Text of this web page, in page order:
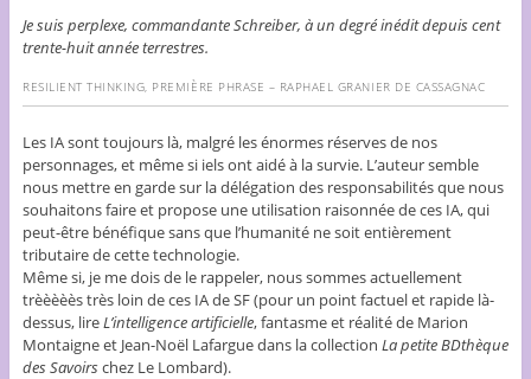
Je suis perplexe, commandante Schreiber, à un degré inédit depuis cent
trente-huit année terrestres.
RESILIENT THINKING, PREMIÈRE PHRASE – RAPHAEL GRANIER DE CASSAGNAC
Les IA sont toujours là, malgré les énormes réserves de nos
personnages, et même si iels ont aidé à la survie. L’auteur semble
nous mettre en garde sur la délégation des responsabilités que nous
souhaitons faire et propose une utilisation raisonnée de ces IA, qui
peut-être bénéfique sans que l’humanité ne soit entièrement
tributaire de cette technologie.
Même si, je me dois de le rappeler, nous sommes actuellement
trèèèèès très loin de ces IA de SF (pour un point factuel et rapide là-
dessus, lireL’intelligence artificielle, fantasme et réalité de Marion
Montaigne et Jean-Noël Lafargue dans la collection La petite BDthèque
des Savoirschez Le Lombard).